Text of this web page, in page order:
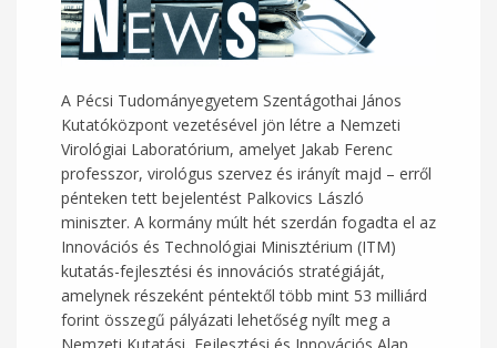
A Pécsi Tudományegyetem Szentágothai János
Kutatóközpont vezetésével jön létre a Nemzeti
Virológiai Laboratórium, amelyet Jakab Ferenc
professzor, virológus szervez és irányít majd – erről
pénteken tett bejelentést Palkovics László
miniszter. A kormány múlt hét szerdán fogadta el az
Innovációs és Technológiai Minisztérium (ITM)
kutatás-fejlesztési és innovációs stratégiáját,
amelynek részeként péntektől több mint 53 milliárd
forint összegű pályázati lehetőség nyílt meg a
Nemzeti Kutatási, Fejlesztési és Innovációs Alap